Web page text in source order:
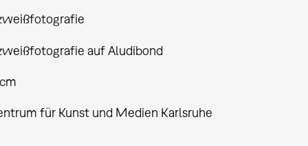
auf Aludibond
für Kunst und Medien Karlsruhe